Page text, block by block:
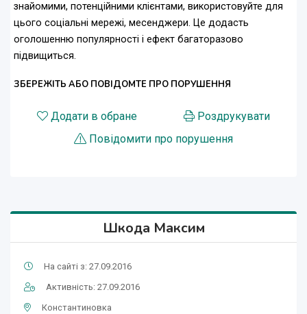
знайомими, потенційними клієнтами, використовуйте для
цього соціальні мережі, месенджери. Це додасть
оголошенню популярності і ефект багаторазово
підвищиться.
ЗБЕРЕЖІТЬ АБО ПОВІДОМТЕ ПРО ПОРУШЕННЯ
Додати в обране
Роздрукувати
Повідомити про порушення
Шкода Максим
На сайті з: 27.09.2016
Активність: 27.09.2016
Константиновка